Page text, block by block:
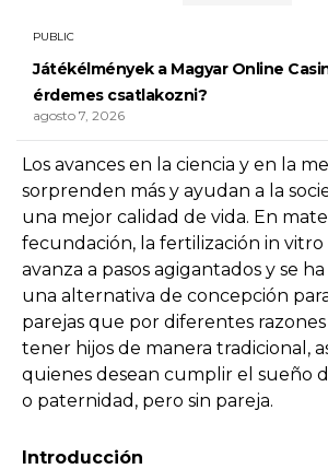
Los avances en la ciencia y en la
sorprenden más y ayudan a la
una mejor calidad de vida. En
fecundación, la fertilización in vitro
avanza a pasos agigantados y se
una alternativa de concepción
parejas que por diferentes
tener hijos de manera tradicional,
quienes desean cumplir el sueño
o paternidad, pero sin pareja.
Introducción
PUBLIC
Játékélmények a Magyar Online
érdemes csatlakozni?
agosto 7, 2026